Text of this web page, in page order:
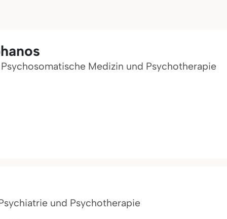
Medizin und Psychotherapie
und Psychotherapie